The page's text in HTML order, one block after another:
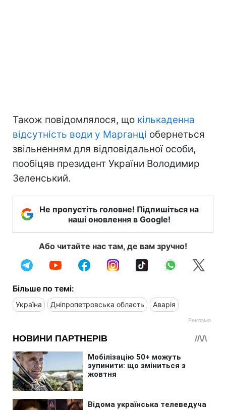
Також повідомлялося, що кількаденна
відсутність води у Марганці обернеться
звільненням для відповідальної особи,
пообіцяв президент України Володимир
Зеленський.
Не пропустіть головне! Підпишіться на
наші оновлення в Google!
Або читайте нас там, де вам зручно!
Більше по темі:
Україна Дніпропетровська область Аварія